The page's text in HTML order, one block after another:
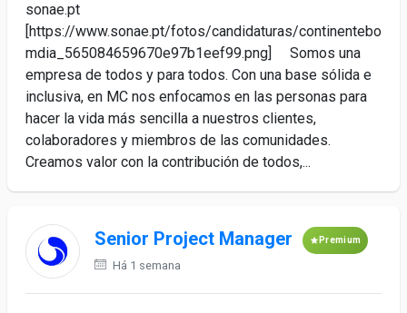
sonae.pt
[https://www.sonae.pt/fotos/candidaturas/continentebo
mdia_565084659670e97b1eef99.png] Somos una
empresa de todos y para todos. Con una base sólida e
inclusiva, en MC nos enfocamos en las personas para
hacer la vida más sencilla a nuestros clientes,
colaboradores y miembros de las comunidades.
Creamos valor con la contribución de todos,...
Senior Project Manager Premium
Há 1 semana